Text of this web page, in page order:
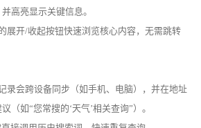
高亮显示关键信息。
展开/收起按钮快速浏览核心内容，无需跳转
录会跨设备同步（如手机、电脑），并在地址
（如“您常搜的‘天气’相关查询”）。